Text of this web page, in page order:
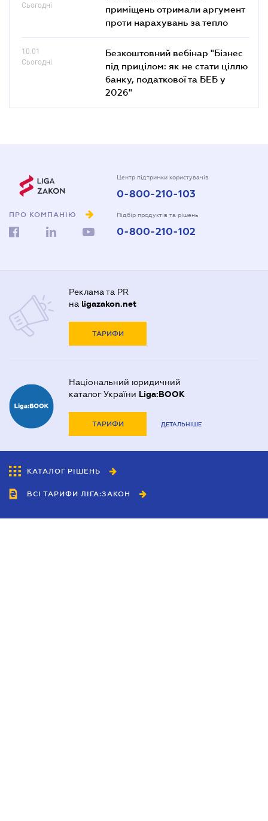
Сьогодні
приміщень отримали аргумент
проти нарахувань за тепло
10.01
Сьогодні
Безкоштовний вебінар "Бізнес
під прицілом: як не стати ціллю
банку, податкової та БЕБ у
2026"
ПРО КОМПАНІЮ
Центр підтримки користувачів
0-800-210-103
Підбір продуктів та рішень
0-800-210-102
Реклама та PR
на ligazakon.net
ТАРИФИ
Національний юридичний
каталог України Liga:BOOK
ТАРИФИ ДЕТАЛЬНІШЕ
КАТАЛОГ РІШЕНЬ
ВСІ ТАРИФИ ЛІГА:ЗАКОН